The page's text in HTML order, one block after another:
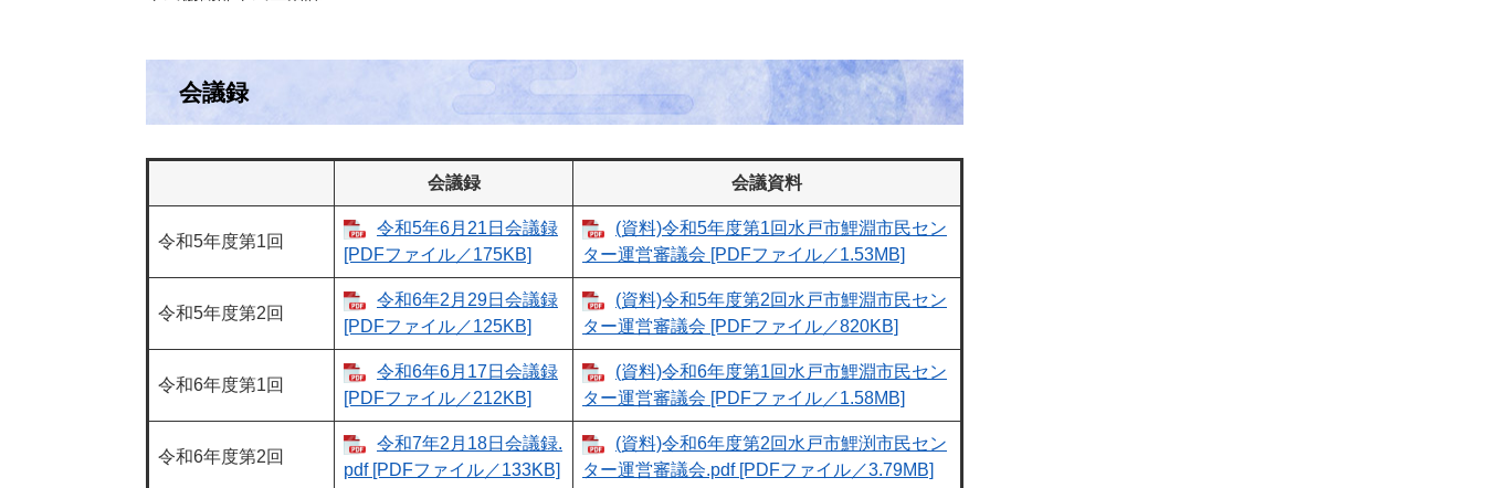
会議録
会議録 会議資料
令和5年度第1回
令和5年6月21日会議録
[PDFファイル／175KB]
(資料)令和5年度第1回水戸市鯉淵市民セン
ター運営審議会 [PDFファイル／1.53MB]
令和5年度第2回
令和6年2月29日会議録
[PDFファイル／125KB]
(資料)令和5年度第2回水戸市鯉淵市民セン
ター運営審議会 [PDFファイル／820KB]
令和6年度第1回
令和6年6月17日会議録
[PDFファイル／212KB]
(資料)令和6年度第1回水戸市鯉淵市民セン
ター運営審議会 [PDFファイル／1.58MB]
令和6年度第2回
令和7年2月18日会議録.
pdf [PDFファイル／133KB]
(資料)令和6年度第2回水戸市鯉渕市民セン
ター運営審議会.pdf [PDFファイル／3.79MB]